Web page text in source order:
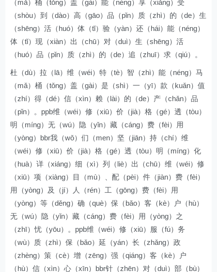
（mǎ）桶（tǒng）盖（gài）能（néng）享（xiǎng）受
（shòu）到（dào）高（gāo）品（pǐn）质（zhì）的（de）生
（shēng）活（huó）体（tǐ）验（yàn）还（hái）能（néng）
体（tǐ）现（xiàn）出（chū）对（duì）生（shēng）活
（huó）品（pǐn）质（zhì）的（de）追（zhuī）求（qiú）。
杜（dù）拉（lā）维（wéi）特（tè）智（zhì）能（néng）马
（mǎ）桶（tǒng）盖（gài）是（shì）一（yī）款（kuǎn）值
（zhí）得（dé）信（xìn）赖（lài）的（de）产（chǎn）品
（pǐn）。ppb维（wéi）修（xiū）价（jià）格（gé）透（tòu）
明（míng）无（wú）隐（yǐn）藏（cáng）费（fèi）用
（yòng）bbr我（wǒ）们（men）坚（jiān）持（chí）维
（wéi）修（xiū）价（jià）格（gé）透（tòu）明（míng）化
（huà）详（xiáng）细（xì）列（liè）出（chū）维（wéi）修
（xiū）项（xiàng）目（mù）、配（pèi）件（jiàn）费（fèi）
用（yòng）及（jí）人（rén）工（gōng）费（fèi）用
（yòng）等（děng）确（què）保（bǎo）客（kè）户（hù）
无（wú）隐（yǐn）藏（cáng）费（fèi）用（yòng）之
（zhī）忧（yōu）。ppb维（wéi）修（xiū）服（fú）务
（wù）质（zhì）保（bǎo）延（yán）长（zhǎng）政
（zhèng）策（cè）增（zēng）强（qiáng）客（kè）户
（hù）信（xìn）心（xīn）bbr针（zhēn）对（duì）部（bù）